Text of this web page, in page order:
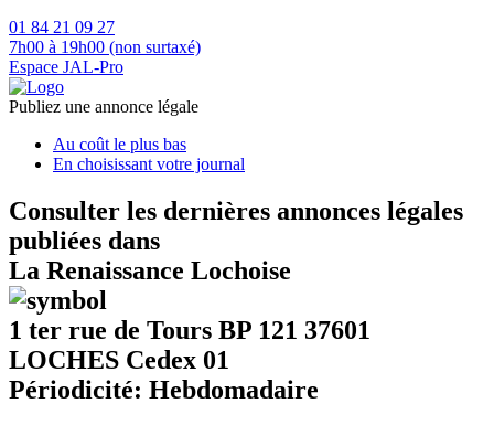
01 84 21 09 27
7h00 à 19h00 (non surtaxé)
Espace JAL-Pro
Publiez une annonce légale
Au coût le plus bas
En choisissant votre journal
Consulter les dernières annonces légales
publiées dans
La Renaissance Lochoise
1 ter rue de Tours BP 121 37601
LOCHES Cedex 01
Périodicité: Hebdomadaire